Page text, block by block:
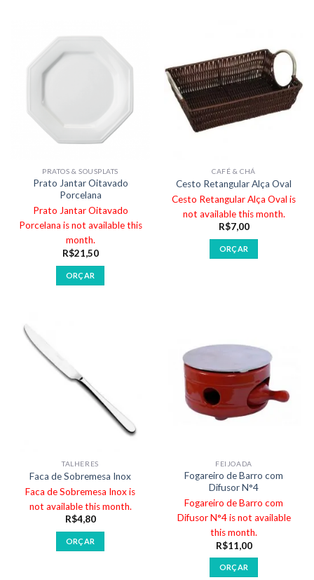
PRATOS & SOUSPLATS
Prato Jantar Oitavado
Porcelana
Prato Jantar Oitavado
Porcelana is not available this
month.
R$21,50
ORÇAR
CAFÉ & CHÁ
Cesto Retangular Alça Oval
Cesto Retangular Alça Oval is
not available this month.
R$7,00
ORÇAR
TALHERES
Faca de Sobremesa Inox
Faca de Sobremesa Inox is
not available this month.
R$4,80
ORÇAR
FEIJOADA
Fogareiro de Barro com
Difusor N°4
Fogareiro de Barro com
Difusor N°4 is not available
this month.
R$11,00
ORÇAR